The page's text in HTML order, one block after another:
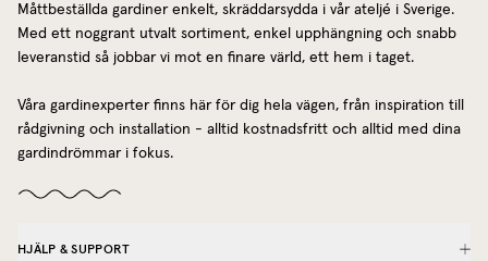
Måttbeställda gardiner enkelt, skräddarsydda i vår ateljé i Sverige.
Med ett noggrant utvalt sortiment, enkel upphängning och snabb
leveranstid så jobbar vi mot en finare värld, ett hem i taget.
Våra gardinexperter finns här för dig hela vägen, från inspiration till
rådgivning och installation - alltid kostnadsfritt och alltid med dina
gardindrömmar i fokus.
HJÄLP & SUPPORT